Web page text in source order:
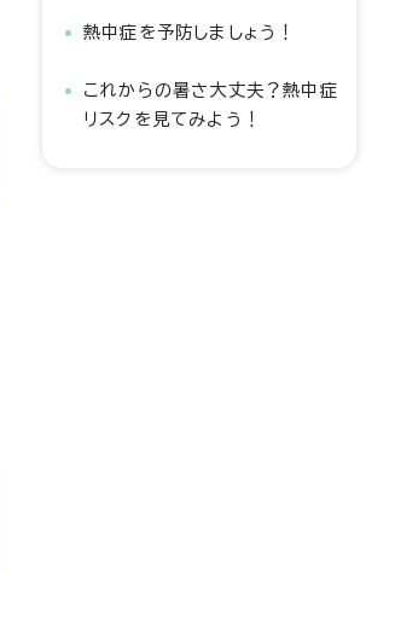
熱中症を予防しましょう！
これからの暑さ大丈夫？熱中症
リスクを見てみよう！